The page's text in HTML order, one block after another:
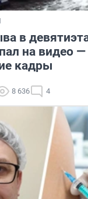
в
на видео —
кадры
8 636 4